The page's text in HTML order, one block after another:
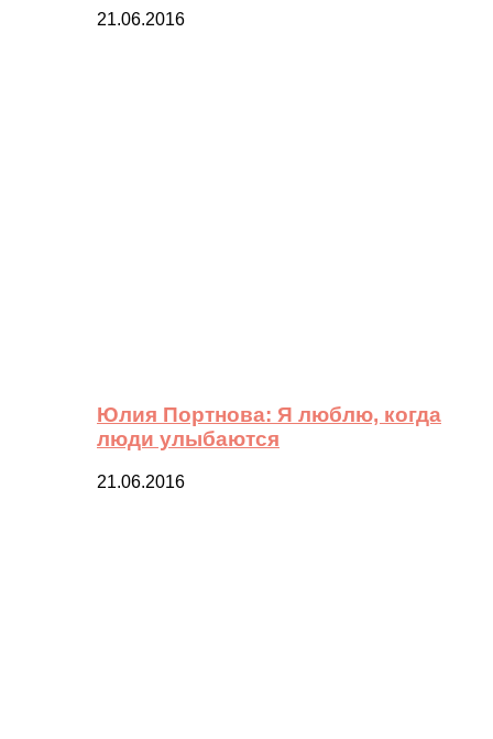
21.06.2016
Юлия Портнова: Я люблю, когда
люди улыбаются
21.06.2016